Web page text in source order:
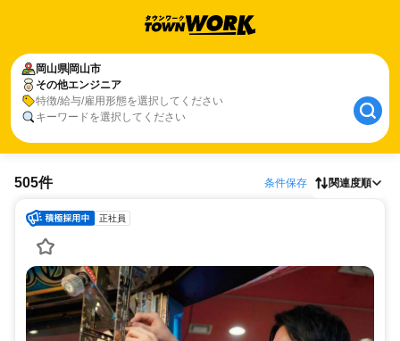
岡山県 岡山市
その他エンジニア
特徴/給与/雇用形態を選択してください
キーワードを選択してください
505件 条件保存 関連度順
正社員